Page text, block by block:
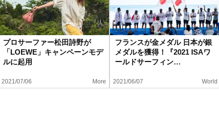
プロサーファー松田詩野が
「LOEWE」キャンペーンモデ
ルに起用
2021/07/06 More
フランスが金メダル 日本が銀
メダルを獲得！『2021 ISAワ
ールドサーフィン…
2021/06/07 World